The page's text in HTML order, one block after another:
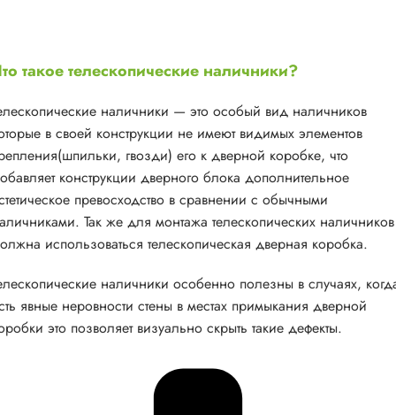
такое телескопические наличники?
наличники — это особый вид наличников
в своей конструкции не имеют видимых элементов
гвозди) его к дверной коробке, что
конструкции дверного блока дополнительное
превосходство в сравнении с обычными
Так же для монтажа телескопических наличников
использоваться телескопическая дверная коробка.
наличники особенно полезны в случаях,
явные неровности стены в местах примыкания дверной
это позволяет визуально скрыть такие дефекты.